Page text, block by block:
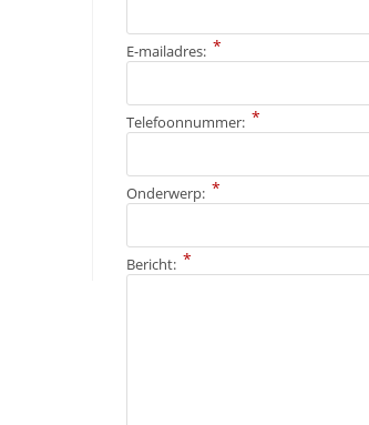
E-mailadres: *
Telefoonnummer: *
Onderwerp: *
Bericht: *